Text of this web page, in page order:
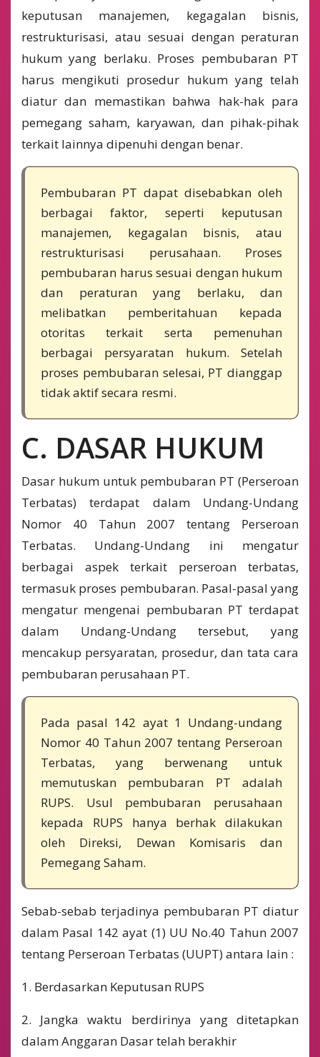
keputusan manajemen, kegagalan bisnis,
restrukturisasi, atau sesuai dengan peraturan
hukum yang berlaku. Proses pembubaran PT
harus mengikuti prosedur hukum yang telah
diatur dan memastikan bahwa hak-hak para
pemegang saham, karyawan, dan pihak-pihak
terkait lainnya dipenuhi dengan benar.
Pembubaran PT dapat disebabkan oleh
berbagai faktor, seperti keputusan
manajemen, kegagalan bisnis, atau
restrukturisasi perusahaan. Proses
pembubaran harus sesuai dengan hukum
dan peraturan yang berlaku, dan
melibatkan pemberitahuan kepada
otoritas terkait serta pemenuhan
berbagai persyaratan hukum. Setelah
proses pembubaran selesai, PT dianggap
tidak aktif secara resmi.
C. DASAR HUKUM
Dasar hukum untuk pembubaran PT (Perseroan
Terbatas) terdapat dalam Undang-Undang
Nomor 40 Tahun 2007 tentang Perseroan
Terbatas. Undang-Undang ini mengatur
berbagai aspek terkait perseroan terbatas,
termasuk proses pembubaran. Pasal-pasal yang
mengatur mengenai pembubaran PT terdapat
dalam Undang-Undang tersebut, yang
mencakup persyaratan, prosedur, dan tata cara
pembubaran perusahaan PT.
Pada pasal 142 ayat 1 Undang-undang
Nomor 40 Tahun 2007 tentang Perseroan
Terbatas, yang berwenang untuk
memutuskan pembubaran PT adalah
RUPS. Usul pembubaran perusahaan
kepada RUPS hanya berhak dilakukan
oleh Direksi, Dewan Komisaris dan
Pemegang Saham.
Sebab-sebab terjadinya pembubaran PT diatur
dalam Pasal 142 ayat (1) UU No.40 Tahun 2007
tentang Perseroan Terbatas (UUPT) antara lain :
1. Berdasarkan Keputusan RUPS
2. Jangka waktu berdirinya yang ditetapkan
dalam Anggaran Dasar telah berakhir